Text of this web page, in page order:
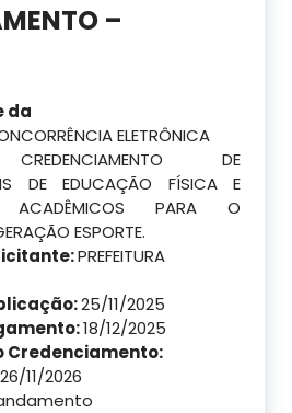
–
da
ELETRÔNICA
CREDENCIAMENTO DE
DE EDUCAÇÃO FÍSICA E
ACADÊMICOS PARA O
ESPORTE.
PREFEITURA
25/11/2025
18/12/2025
Credenciamento:
11/2026